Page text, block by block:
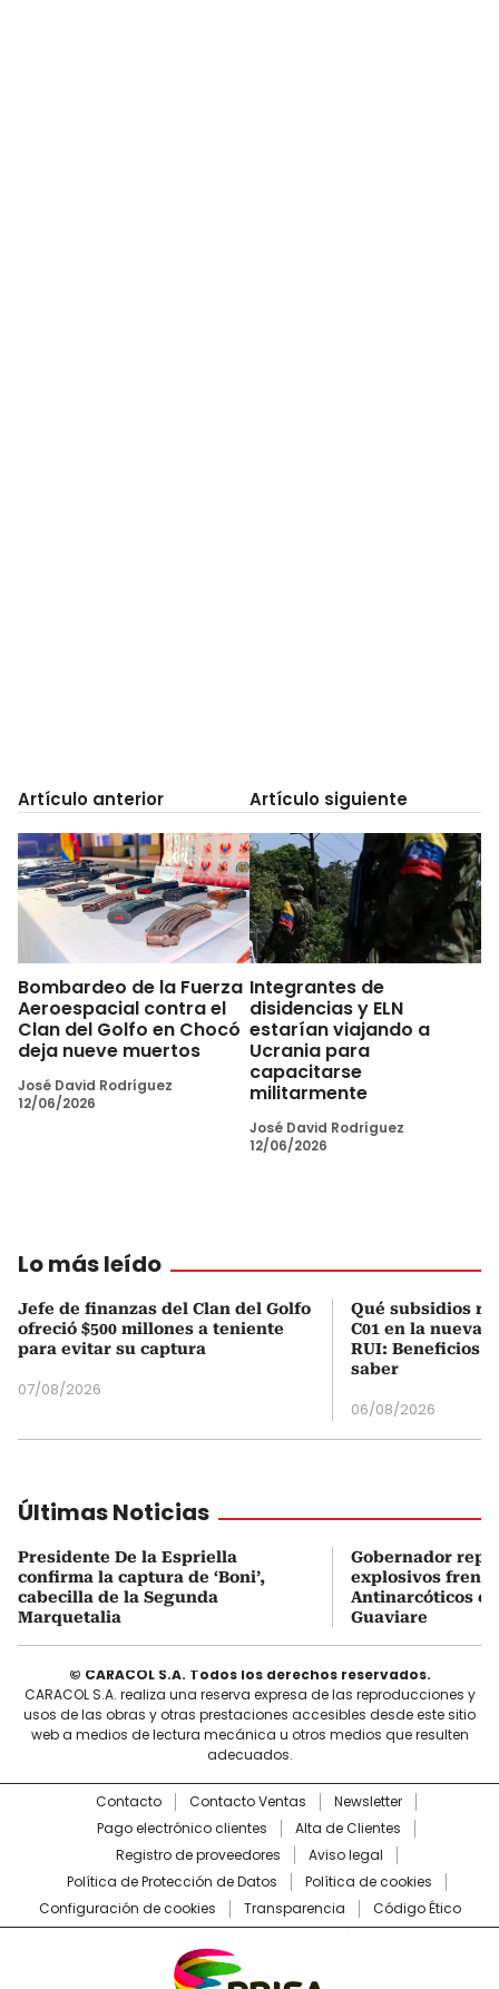
Artículo anterior
Bombardeo de la Fuerza
Aeroespacial contra el
Clan del Golfo en Chocó
deja nueve muertos
José David Rodríguez
12/06/2026
Artículo siguiente
Integrantes de
disidencias y ELN
estarían viajando a
Ucrania para
capacitarse
militarmente
José David Rodríguez
12/06/2026
Lo más leído
Jefe de finanzas del Clan del Golfo
ofreció $500 millones a teniente
para evitar su captura
07/08/2026
Qué subsidios
C01 en la nueva
RUI: Beneficios
saber
06/08/2026
Últimas Noticias
Presidente De la Espriella
confirma la captura de ‘Boni’,
cabecilla de la Segunda
Marquetalia
Gobernador
explosivos frente
Antinarcóticos
Guaviare
© CARACOL S.A. Todos los derechos reservados.
CARACOL S.A. realiza una reserva expresa de las reproducciones y
usos de las obras y otras prestaciones accesibles desde este sitio
web a medios de lectura mecánica u otros medios que resulten
adecuados.
Contacto Contacto Ventas
Newsletter
Pago electrónico clientes
Alta de Clientes
Registro de proveedores
Aviso legal
Política de Protección de Datos
Política de cookies
Configuración de cookies
Transparencia Código Ético